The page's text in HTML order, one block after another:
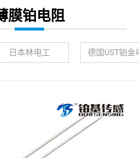
膜铂电阻
日本林电工 德国UST铂金